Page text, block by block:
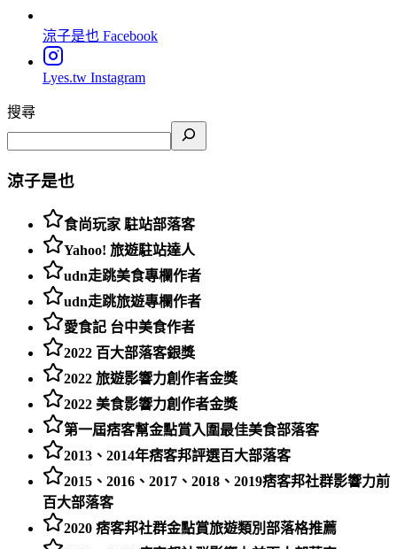
涼子是也 Facebook
Lyes.tw Instagram
搜尋
涼子是也
食尚玩家 駐站部落客
Yahoo! 旅遊駐站達人
udn走跳美食專欄作者
udn走跳旅遊專欄作者
愛食記 台中美食作者
2022 百大部落客銀獎
2022 旅遊影響力創作者金獎
2022 美食影響力創作者金獎
第一屆痞客幫金點賞入圍最佳美食部落客
2013、2014年痞客邦評選百大部落客
2015、2016、2017、2018、2019痞客邦社群影響力前
百大部落客
2020 痞客邦社群金點賞旅遊類別部落格推薦